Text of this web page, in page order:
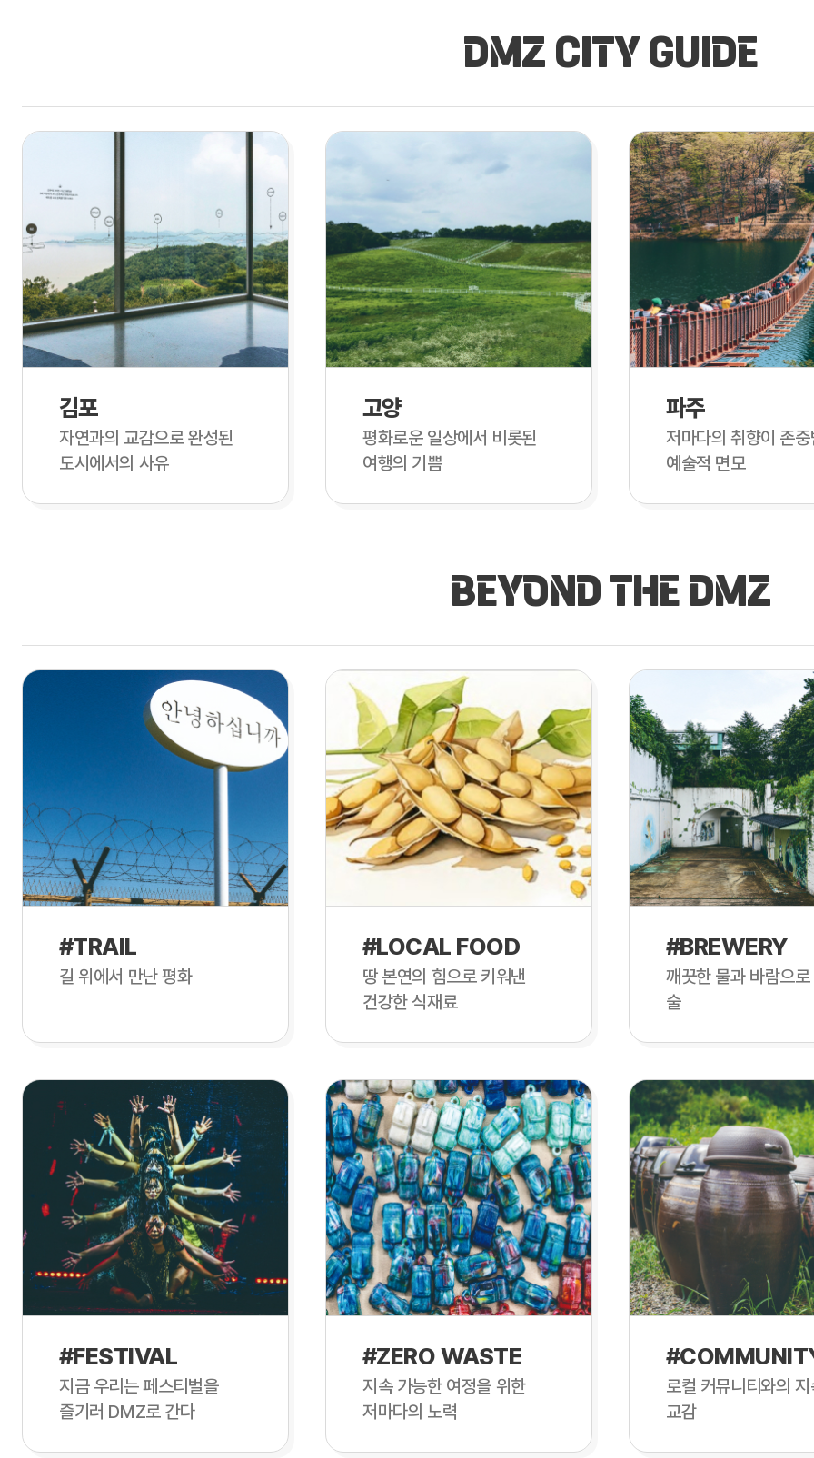
DMZ CITY GUIDE
김포
자연과의 교감으로 완성된
도시에서의 사유
고양
평화로운 일상에서 비롯된
여행의 기쁨
파주
저마다의 취향이 존
예술적 면모
BEYOND THE DMZ
#TRAIL
길 위에서 만난 평화
#LOCAL FOOD
땅 본연의 힘으로 키워낸
건강한 식재료
#BREWERY
깨끗한 물과 바람으
술
#FESTIVAL
지금 우리는 페스티벌을
즐기러 DMZ로 간다
#ZERO WASTE
지속 가능한 여정을 위한
저마다의 노력
로컬 커뮤니티와의
교감